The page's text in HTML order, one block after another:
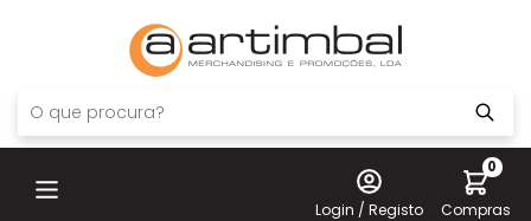
Login / Registo
0
Compras